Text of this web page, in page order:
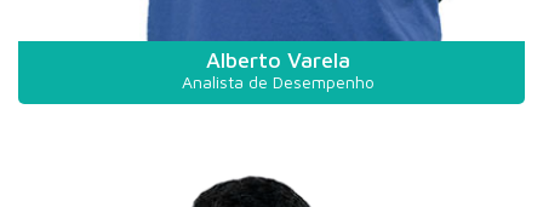
Alberto Varela
Analista de Desempenho